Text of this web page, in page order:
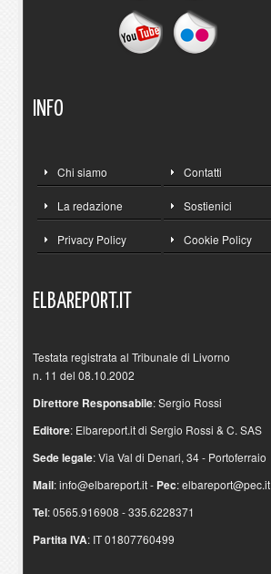
INFO
Chi siamo Contatti
La redazione Sostienici
Privacy Policy Cookie Policy
ELBAREPORT.IT
Testata registrata al Tribunale di Livorno
n. 11 del 08.10.2002
Direttore Responsabile: Sergio Rossi
Editore: Elbareport.it di Sergio Rossi & C. SAS
Sede legale: Via Val di Denari, 34 - Portoferraio
Mail:info@elbareport.it- Pec:elbareport@pec.it
Tel: 0565.916908 - 335.6228371
Partita IVA: IT 01807760499